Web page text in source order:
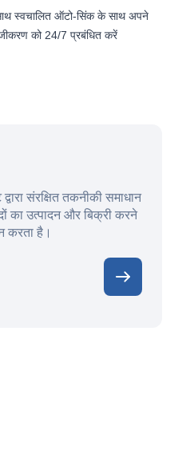
स्वचालित ऑटो-सिंक के साथ अपने
को 24/7 प्रबंधित करें
संरक्षित तकनीकी समाधान
का उत्पादन और बिक्री करने
करता है।